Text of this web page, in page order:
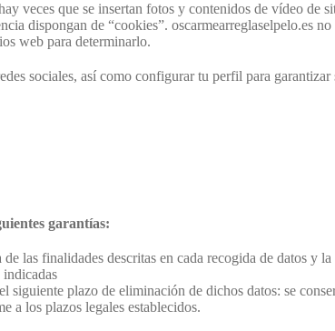
veces que se insertan fotos y contenidos de vídeo
dispongan de “cookies”. oscarmearreglaselpelo.es
web para determinarlo.
sociales, así como configurar tu perfil para
garantías:
las finalidades descritas en cada recogida de datos y
plazo de eliminación de dichos datos: se
a los plazos legales establecidos.